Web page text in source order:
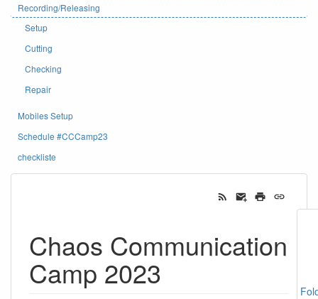
Recording/Releasing
Setup
Cutting
Checking
Repair
Mobiles Setup
Schedule #CCCamp23
checkliste
Chaos Communication
Camp 2023